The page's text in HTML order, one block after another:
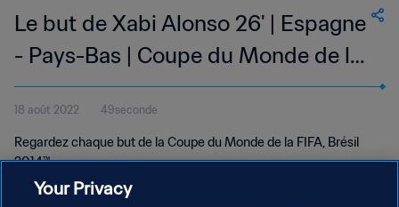
Le but de Xabi Alonso 26' | Espagne
- Pays-Bas | Coupe du Monde de la
FIFA, Brésil 2014™
18 août 2022 49seconde
Regardez chaque but de la Coupe du Monde de la FIFA, Brésil
2014™.
Your Privacy